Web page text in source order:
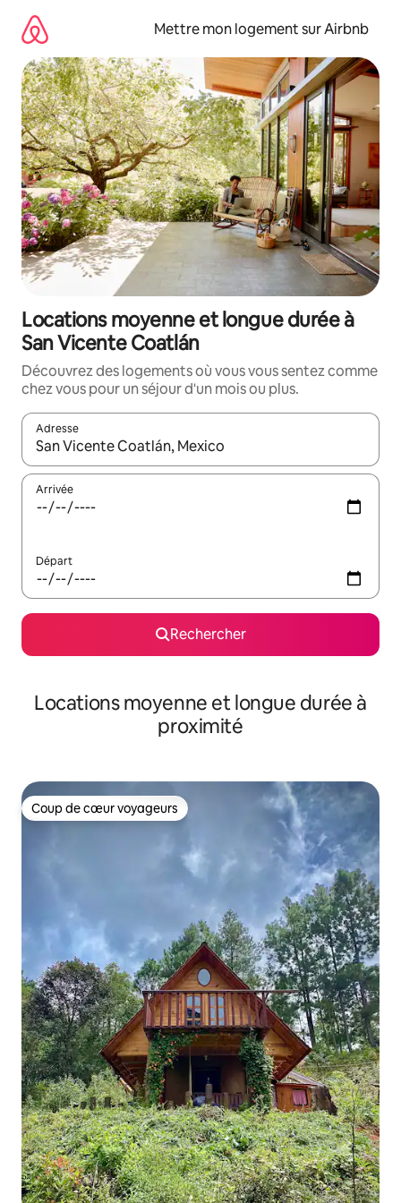
directement
contenu
Mettre mon logement sur Airbnb
Locations moyenne et longue durée à
San Vicente Coatlán
Découvrez des logements où vous vous sentez comme
chez vous pour un séjour d'un mois ou plus.
Adresse
Lorsque les résultats s'affichent, utilisez les flèches vers le
Arrivée
Départ
Rechercher
Locations moyenne et longue durée à
proximité
Coup de cœur voyageurs
Coup de cœur voyageurs